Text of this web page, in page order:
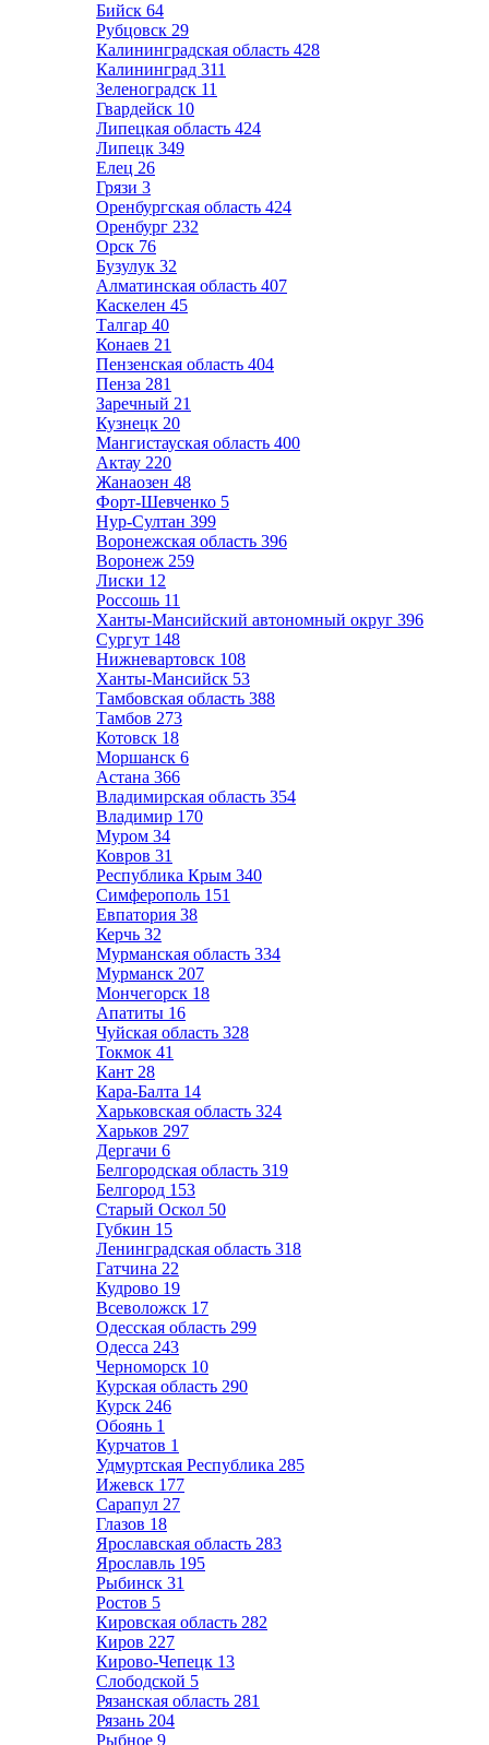
Бийск 64
Рубцовск 29
Калининградская область 428
Калининград 311
Зеленоградск 11
Гвардейск 10
Липецкая область 424
Липецк 349
Елец 26
Грязи 3
Оренбургская область 424
Оренбург 232
Орск 76
Бузулук 32
Алматинская область 407
Каскелен 45
Талгар 40
Конаев 21
Пензенская область 404
Пенза 281
Заречный 21
Кузнецк 20
Мангистауская область 400
Актау 220
Жанаозен 48
Форт-Шевченко 5
Нур-Султан 399
Воронежская область 396
Воронеж 259
Лиски 12
Россошь 11
Ханты-Мансийский автономный округ 396
Сургут 148
Нижневартовск 108
Ханты-Мансийск 53
Тамбовская область 388
Тамбов 273
Котовск 18
Моршанск 6
Астана 366
Владимирская область 354
Владимир 170
Муром 34
Ковров 31
Республика Крым 340
Симферополь 151
Евпатория 38
Керчь 32
Мурманская область 334
Мурманск 207
Мончегорск 18
Апатиты 16
Чуйская область 328
Токмок 41
Кант 28
Кара-Балта 14
Харьковская область 324
Харьков 297
Дергачи 6
Белгородская область 319
Белгород 153
Старый Оскол 50
Губкин 15
Ленинградская область 318
Гатчина 22
Кудрово 19
Всеволожск 17
Одесская область 299
Одесса 243
Черноморск 10
Курская область 290
Курск 246
Обоянь 1
Курчатов 1
Удмуртская Республика 285
Ижевск 177
Сарапул 27
Глазов 18
Ярославская область 283
Ярославль 195
Рыбинск 31
Ростов 5
Кировская область 282
Киров 227
Кирово-Чепецк 13
Слободской 5
Рязанская область 281
Рязань 204
Рыбное 9